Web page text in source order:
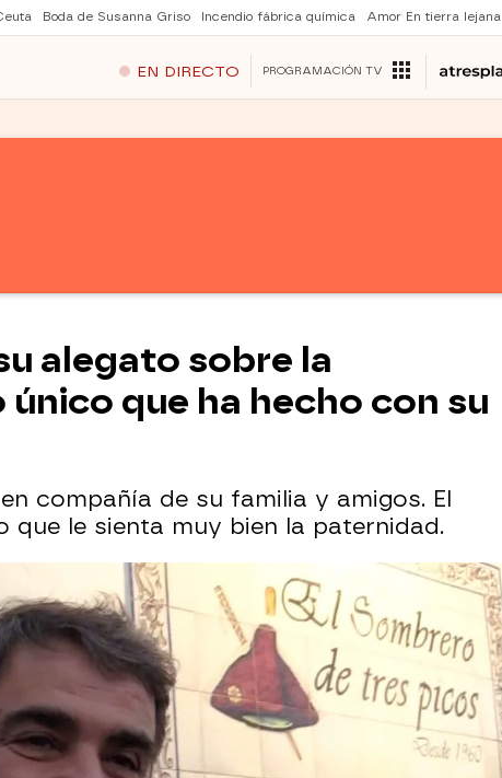
Boda de Susanna Griso Incendio fábrica química Amor En tierra lejana
EN DIRECTO PROGRAMACIÓN TV
alegato sobre la
que ha hecho con su
compañía de su familia y amigos. El
que le sienta muy bien la paternidad.